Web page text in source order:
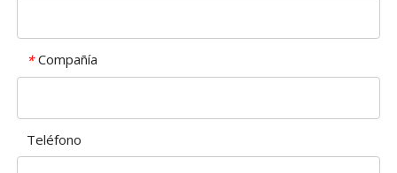
* Compañía
Teléfono